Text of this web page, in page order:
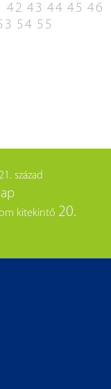
42 43 44 45 46
54 55
század
kitekintő 20.